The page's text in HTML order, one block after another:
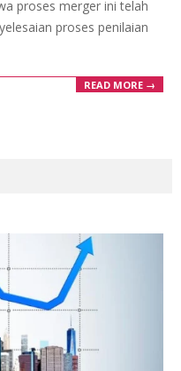
proses merger ini telah
proses penilaian
READ MORE →